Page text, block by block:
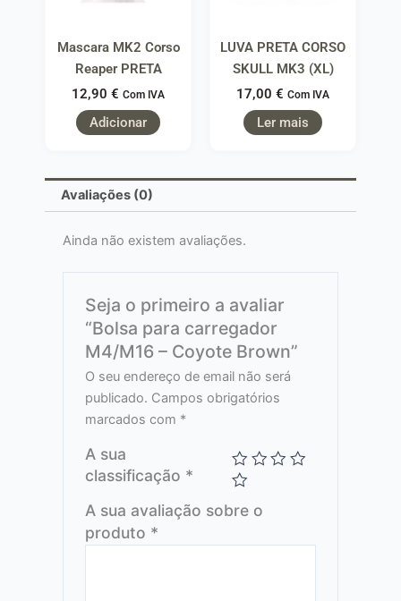
Mascara MK2 Corso
Reaper PRETA
12,90 € Com IVA
Adicionar
LUVA PRETA CORSO
SKULL MK3 (XL)
17,00 € Com IVA
Ler mais
Avaliações (0)
Ainda não existem avaliações.
Seja o primeiro a avaliar
“Bolsa para carregador
M4/M16 – Coyote Brown”
O seu endereço de email não será
publicado. Campos obrigatórios
marcados com *
A sua
classificação *
A sua avaliação sobre o
produto *